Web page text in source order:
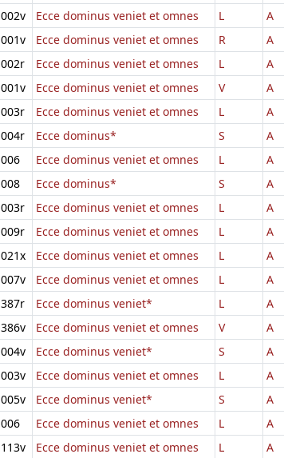
002v Ecce dominus veniet et omnes L A
001v Ecce dominus veniet et omnes R A
002r Ecce dominus veniet et omnes L A
001v Ecce dominus veniet et omnes V A
003r Ecce dominus veniet et omnes L A
004r Ecce dominus* S A
006 Ecce dominus veniet et omnes L A
008 Ecce dominus* S A
003r Ecce dominus veniet et omnes L A
009r Ecce dominus veniet et omnes L A
021x Ecce dominus veniet et omnes L A
007v Ecce dominus veniet et omnes L A
387r Ecce dominus veniet* L A
386v Ecce dominus veniet et omnes V A
004v Ecce dominus veniet* S A
003v Ecce dominus veniet et omnes L A
005v Ecce dominus veniet* S A
006 Ecce dominus veniet et omnes L A
113v Ecce dominus veniet et omnes L A